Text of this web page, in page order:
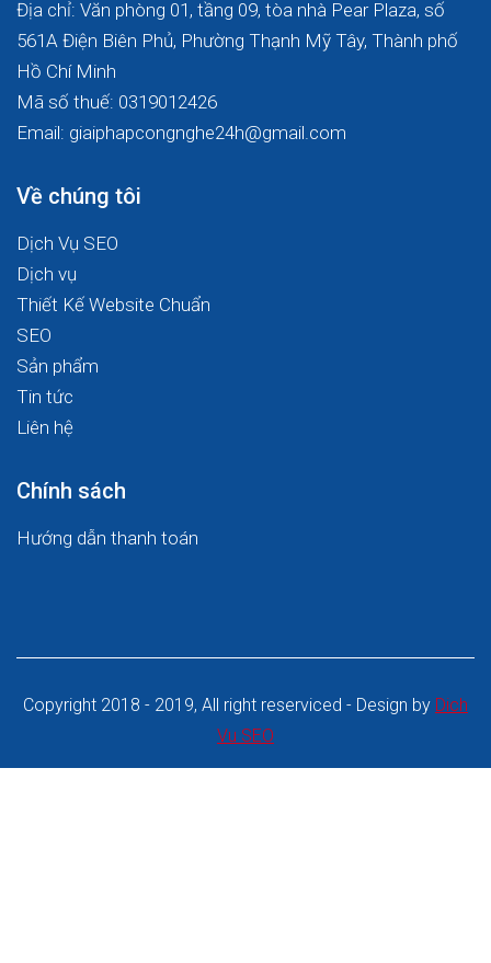
Địa chỉ: Văn phòng 01, tầng 09, tòa nhà Pear Plaza, số
561A Điện Biên Phủ, Phường Thạnh Mỹ Tây, Thành phố
Hồ Chí Minh
Mã số thuế: 0319012426
Email: giaiphapcongnghe24h@gmail.com
Về chúng tôi
Dịch Vụ SEO
Dịch vụ
Thiết Kế Website Chuẩn
SEO
Sản phẩm
Tin tức
Liên hệ
Chính sách
Hướng dẫn thanh toán
Copyright 2018 - 2019, All right reserviced - Design by Dich
Vu SEO